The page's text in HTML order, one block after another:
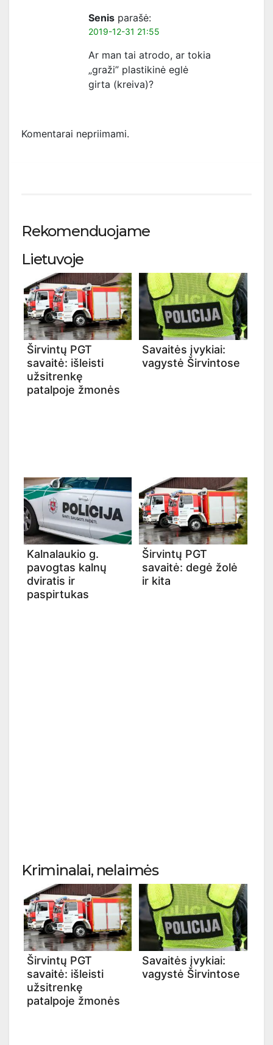
Senis parašė:
2019-12-31 21:55
Ar man tai atrodo, ar tokia
„graži” plastikinė eglė
girta (kreiva)?
Komentarai nepriimami.
Rekomenduojame
Lietuvoje
Širvintų PGT
savaitė: išleisti
užsitrenkę
patalpoje žmonės
Savaitės įvykiai:
vagystė Širvintose
Kalnalaukio g.
pavogtas kalnų
dviratis ir
paspirtukas
Širvintų PGT
savaitė: degė žolė
ir kita
Kriminalai, nelaimės
Širvintų PGT
savaitė: išleisti
užsitrenkę
patalpoje žmonės
Savaitės įvykiai:
vagystė Širvintose